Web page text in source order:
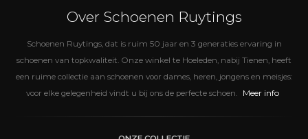
Over Schoenen Ruytings
Schoenen Ruytings, dat is ruim 50 jaar en 3 generaties ervaring in
schoenen van topkwaliteit. Onze winkel te Hoeleden, nabij Tienen, heeft
een ruime collectie aan schoenen voor dames, heren, jongens en meisjes:
voor elke gelegenheid vindt u bij ons de perfecte schoen.
Meer info